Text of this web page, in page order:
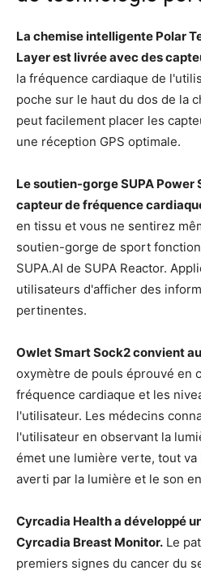
La chemise intelligente Polar
Layer est livrée avec des
la fréquence cardiaque de
poche sur le haut du dos de la
peut facilement placer les
une réception GPS optimale.
Le soutien-gorge SUPA Power
capteur de fréquence
en tissu et vous ne sentirez
soutien-gorge de sport
SUPA.AI de SUPA Reactor.
utilisateurs d'afficher des
pertinentes.
Owlet Smart Sock2 convient
oxymètre de pouls éprouvé en
fréquence cardiaque et les
l'utilisateur. Les médecins
l'utilisateur en observant la
émet une lumière verte, tout va
averti par la lumière et le son
Cyrcadia Health a développé
Cyrcadia Breast Monitor. Le
premiers signes du cancer du